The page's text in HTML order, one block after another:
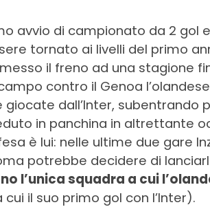
avvio di campionato da 2 gol
tornato ai livelli del primo
il freno ad una stagione
contro il Genoa
giocate dall’Inter,
in panchina in altrettante
è lui: nelle ultime due gare
potrebbe decidere di
l’unica squadra a cui
cui il suo primo gol con l’Inter).